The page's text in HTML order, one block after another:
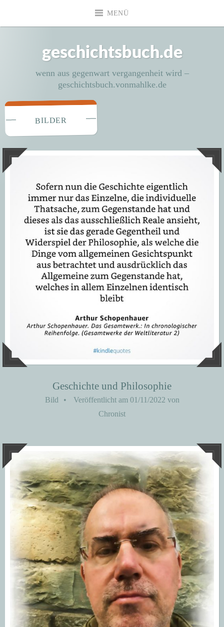
MENÜ
geschichtsbuch.de
wenn aus gegenwart vergangenheit wird –
geschichtsbuch.vonmahlke.de
BILDER
Geschichte und Philosophie
Bild • Veröffentlicht am 01/11/2022 von
Chronist